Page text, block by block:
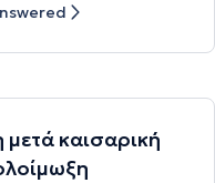
καισαρική